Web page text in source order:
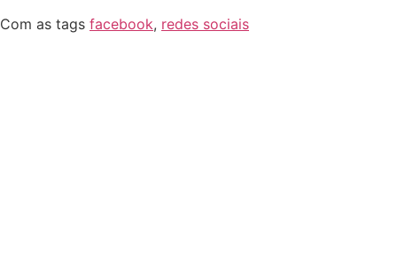
Com as tags facebook, redes sociais